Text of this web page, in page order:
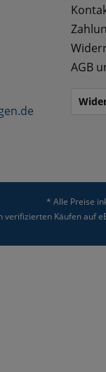
AGB
* Alle Preise
verifizierten Käufen auf